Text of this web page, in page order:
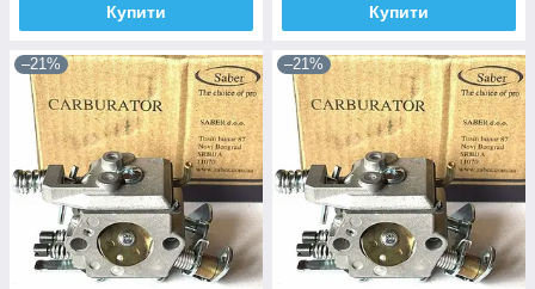
Купити Купити
–21% –21%